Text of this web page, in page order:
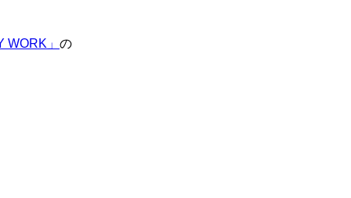
WORK」 の